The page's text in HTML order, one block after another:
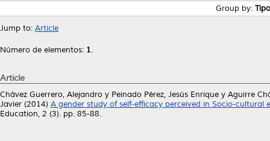
Group by:
Jump to: Article
Número de elementos: 1.
Article
Chávez Guerrero, Alejandro y Peinado Pérez, Jesús Enrique y Aguirre
Javier (2014) A gender study of self-efficacy perceived in Socio-
Education, 2 (3). pp. 85-88.